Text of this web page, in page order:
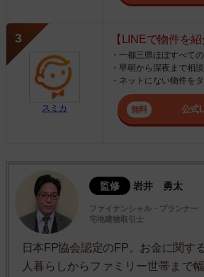
スミカ
【LINEで物件を
・一都三県ほぼすべて
・早朝から深夜まで相
・ネットにない物件を
公式
監修 岩井 勇太
ファイナンシャル・プランナー
宅地建物取引士
日本FP協会認定のFP。お金に関す
人暮らしからファミリー世帯まで